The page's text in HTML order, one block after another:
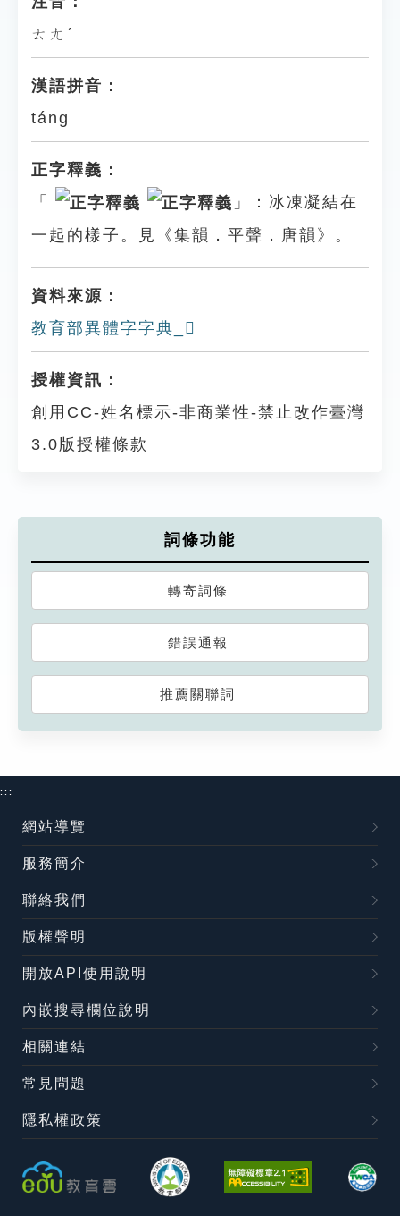
ㄊㄤˊ
漢語拼音：
táng
正字釋義：
「
」：冰凍凝結在
一起的樣子。見《集韻．平聲．唐韻》。
資料來源：
教育部異體字字典_𠗶
授權資訊：
創用CC-姓名標示-非商業性-禁止改作臺灣
3.0版授權條款
詞條功能
轉寄詞條
錯誤通報
推薦關聯詞
:::
網站導覽
服務簡介
聯絡我們
版權聲明
開放API使用說明
內嵌搜尋欄位說明
相關連結
常見問題
隱私權政策